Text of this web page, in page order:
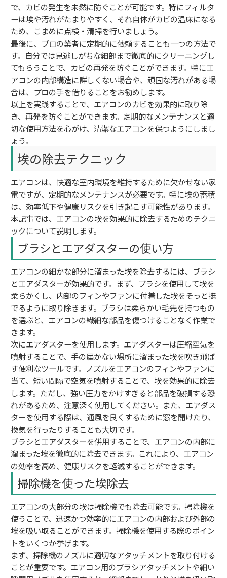
で、カビの発生を未然に防ぐことが可能です。特にフィルタ
ーは埃や汚れがたまりやすく、それ自体がカビの温床になる
ため、こまめに点検・清掃を行いましょう。
最後に、プロの業者に定期的に依頼することも一つの方法で
す。自分では見逃しがちな細部まで徹底的にクリーニングし
てもらうことで、カビの再発を防ぐことができます。特にエ
アコンの内部構造に詳しくない場合や、頑固な汚れがある場
合は、プロの手を借りることをお勧めします。
以上を実践することで、エアコンのカビを効果的に取り除
き、再発を防ぐことができます。定期的なメンテナンスと適
切な使用方法を心がけ、清潔なエアコンを保つようにしまし
ょう。
埃の除去テクニック
エアコンは、快適な室内環境を維持するために欠かせない家
電ですが、定期的なメンテナンスが必要です。特に埃の蓄積
は、効率低下や健康リスクを引き起こす可能性があります。
本記事では、エアコンの埃を効果的に除去するためのテクニ
ックについて説明します。
ブラシとエアダスターの使い方
エアコンの細かな部分に溜まった埃を除去するには、ブラシ
とエアダスターが効果的です。まず、ブラシを使用して埃を
柔らかくし、内部のフィンやファンに付着した埃をそっと撫
でるように取り除きます。ブラシは柔らかい毛先を持つもの
を選ぶと、エアコンの繊細な部品を傷つけることなく作業で
きます。
次にエアダスターを使用します。エアダスターは圧縮空気を
噴射することで、手の届かない場所に溜まった埃を吹き飛ば
す便利なツールです。ノズルをエアコンのフィンやファンに
当て、短い間隔で空気を噴射することで、埃を効果的に除去
します。ただし、強い圧力をかけすぎると部品を破損する恐
れがあるため、注意深く使用してください。また、エアダス
ターを使用する際は、通風を良くするために窓を開けたり、
換気を行ったりすることも大切です。
ブラシとエアダスターを併用することで、エアコンの内部に
溜まった埃を徹底的に除去できます。これにより、エアコン
の効率を高め、健康リスクを軽減することができます。
掃除機を使った埃除去
エアコンの大部分の埃は掃除機でも除去可能です。掃除機を
使うことで、迅速かつ効率的にエアコンの内部および外部の
埃を吸い取ることができます。掃除機を使用する際のポイン
トをいくつか挙げます。
まず、掃除機のノズルに適切なアタッチメントを取り付ける
ことが重要です。エアコン用のブラシアタッチメントや細い